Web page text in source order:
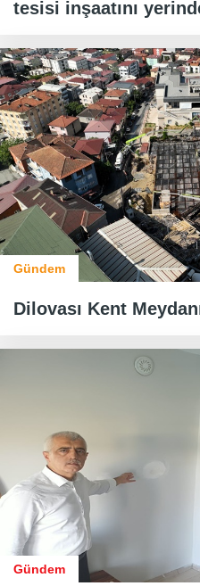
tesisi inşaatını
Gündem
Dilovası Kent
Gündem